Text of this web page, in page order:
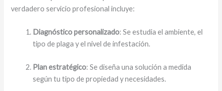
verdadero servicio profesional incluye:
Diagnóstico personalizado: Se estudia el ambiente, el
tipo de plaga y el nivel de infestación.
Plan estratégico: Se diseña una solución a medida
según tu tipo de propiedad y necesidades.